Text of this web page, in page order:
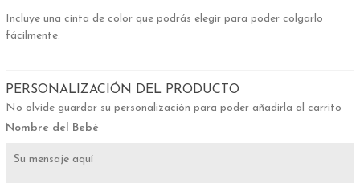
Incluye una cinta de color que podrás elegir para poder colgarlo
fácilmente.
PERSONALIZACIÓN DEL PRODUCTO
No olvide guardar su personalización para poder añadirla al carrito
Nombre del Bebé